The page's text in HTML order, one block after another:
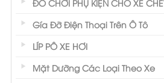
ĐỒ CHƠI PHỤ KIỆN CHO XE
Gía Đỡ Điện Thoại Trên Ô Tô
LÍP PÔ XE HƠI
Mặt Dưỡng Các Loại Theo Xe